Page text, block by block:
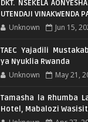
DKT. NSEKELA
UTENDAJI VINAKWENDA
Unknown Jun 15,
TAEC Yajadili
ya Nyuklia Rwanda
Unknown May 21,
Tamasha la Rhumba
Hotel, Mabalozi